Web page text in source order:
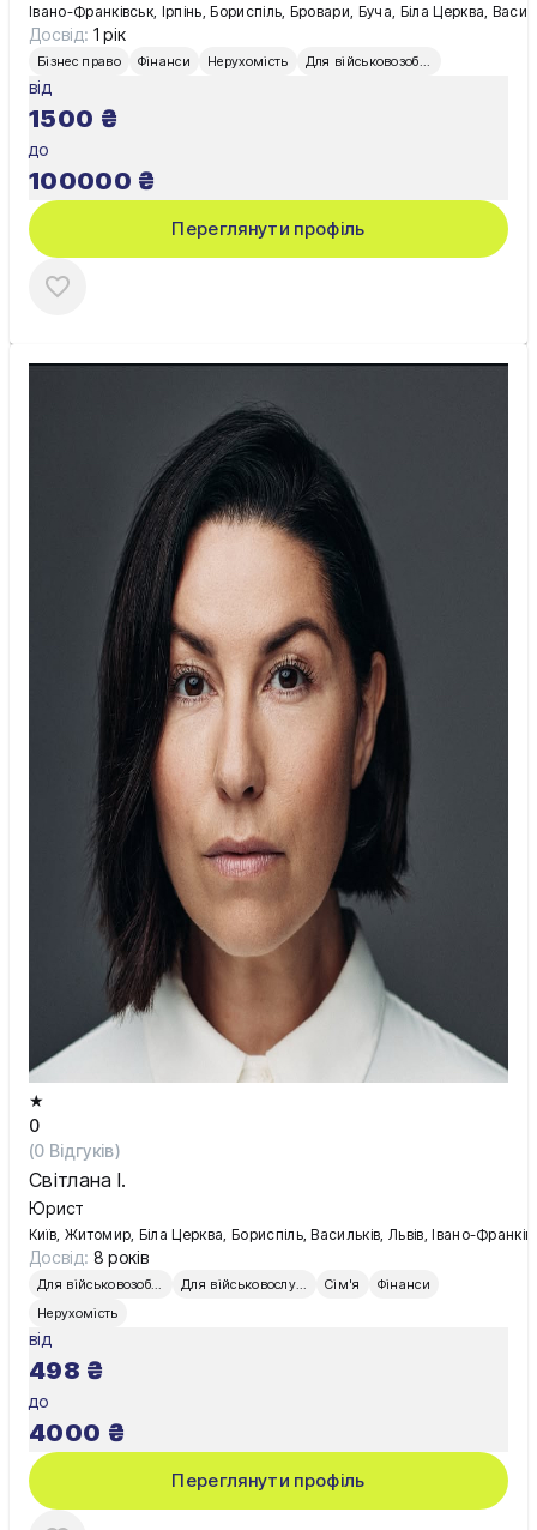
Івано-Франківськ, Ірпінь, Бориспіль, Бровари, Буча, Біла Церква,
Досвід: 1 рік
Бізнес право Фінанси Нерухомість
від
1500 ₴
до
100000 ₴
Переглянути профіль
★
0
(0 Відгуків)
Світлана І.
Юрист
Київ, Житомир, Біла Церква, Бориспіль, Васильків, Львів, Івано-
Досвід: 8 років
Сім'я
Фінанси
Нерухомість
від
498 ₴
до
4000 ₴
Переглянути профіль